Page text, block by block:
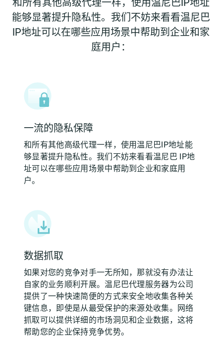
能够显著提升隐私性。我们不妨来看看温尼巴
IP地址可以在哪些应用场景中帮助到企业和家
庭用户：
一流的隐私保障
和所有其他高级代理一样，使用温尼巴IP地址能
够显著提升隐私性。我们不妨来看看温尼巴 IP地
址可以在哪些应用场景中帮助到企业和家庭用
户。
数据抓取
如果对您的竞争对手一无所知，那就没有办法让
自家的业务顺利开展。温尼巴代理服务器为公司
提供了一种快速简便的方式来安全地收集各种关
键信息，即使是从最受保护的来源处收集。网络
抓取可以提供详细的市场洞见和企业数据，这将
帮助您的企业保持竞争优势。